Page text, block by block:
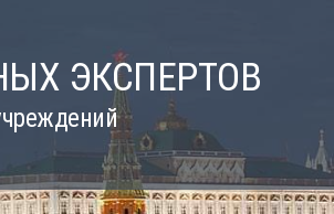
ЭКСПЕРТОВ